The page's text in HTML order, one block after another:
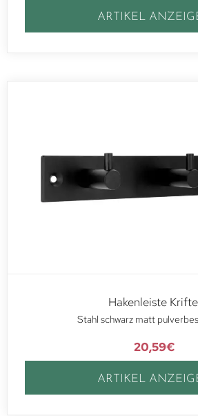
ARTIKEL
Hakenleiste
Stahl schwarz matt
20,59€
ARTIKEL